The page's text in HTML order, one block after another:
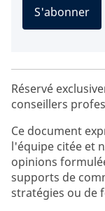
S'abonner
Réservé
conseillers
Ce document
l'équipe citée et
opinions
supports de
stratégies ou de